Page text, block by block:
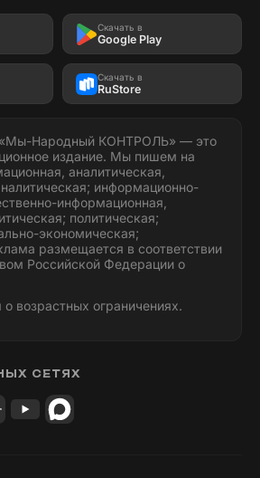
Скачать в
Google Play
Скачать в
RuStore
«Мы-Народный КОНТРОЛЬ» — это
издание. Мы пишем на
аналитическая,
информационно-
информационная,
политическая;
экономическая;
размещается в соответствии
Российской Федерации о
возрастных ограничениях.
СЕТЯХ